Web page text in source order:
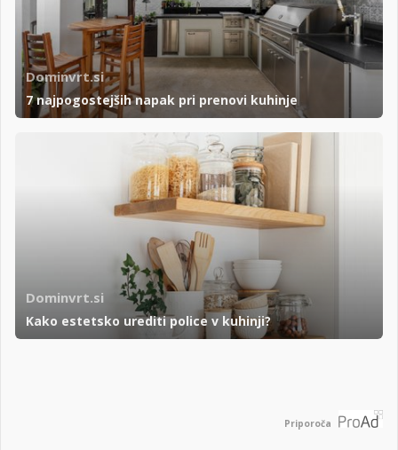
Dominvrt.si
7 najpogostejših napak pri prenovi kuhinje
Dominvrt.si
Kako estetsko urediti police v kuhinji?
Priporoča